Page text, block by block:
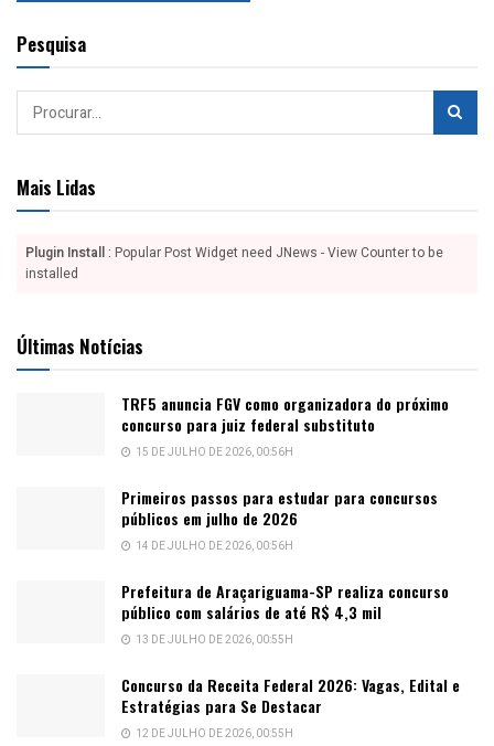
Pesquisa
Mais Lidas
Plugin Install : Popular Post Widget need JNews - View Counter to be
installed
Últimas Notícias
TRF5 anuncia FGV como organizadora do próximo
concurso para juiz federal substituto
15 DE JULHO DE 2026, 00:56H
Primeiros passos para estudar para concursos
públicos em julho de 2026
14 DE JULHO DE 2026, 00:56H
Prefeitura de Araçariguama-SP realiza concurso
público com salários de até R$ 4,3 mil
13 DE JULHO DE 2026, 00:55H
Concurso da Receita Federal 2026: Vagas, Edital e
Estratégias para Se Destacar
12 DE JULHO DE 2026, 00:55H